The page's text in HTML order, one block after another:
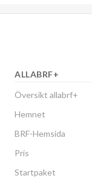
ALLABRF+
Översikt allabrf+
Hemnet
BRF-Hemsida
Pris
Startpaket